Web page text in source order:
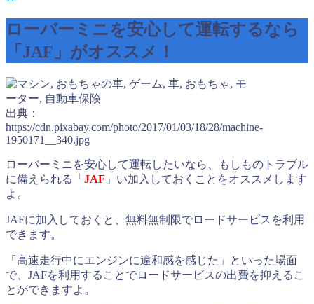
ローバーミニを安心して運転するなら
「JAF」がオススメ！
出典：
https://cdn.pixabay.com/photo/2017/01/03/18/28/machine-
1950171__340.jpg
ローバーミニを安心して運転したいなら、もしものトラブル
に備えられる「 JAF 」い加入しておくことをオススメします
よ。
JAFに加入しておくと、無料無制限でロードサービスを利用
できます。
「高速走行中にエンジンに違和感を感じた」といった場面
で、JAFを利用することでロードサービスの出費を抑えるこ
とができますよ。